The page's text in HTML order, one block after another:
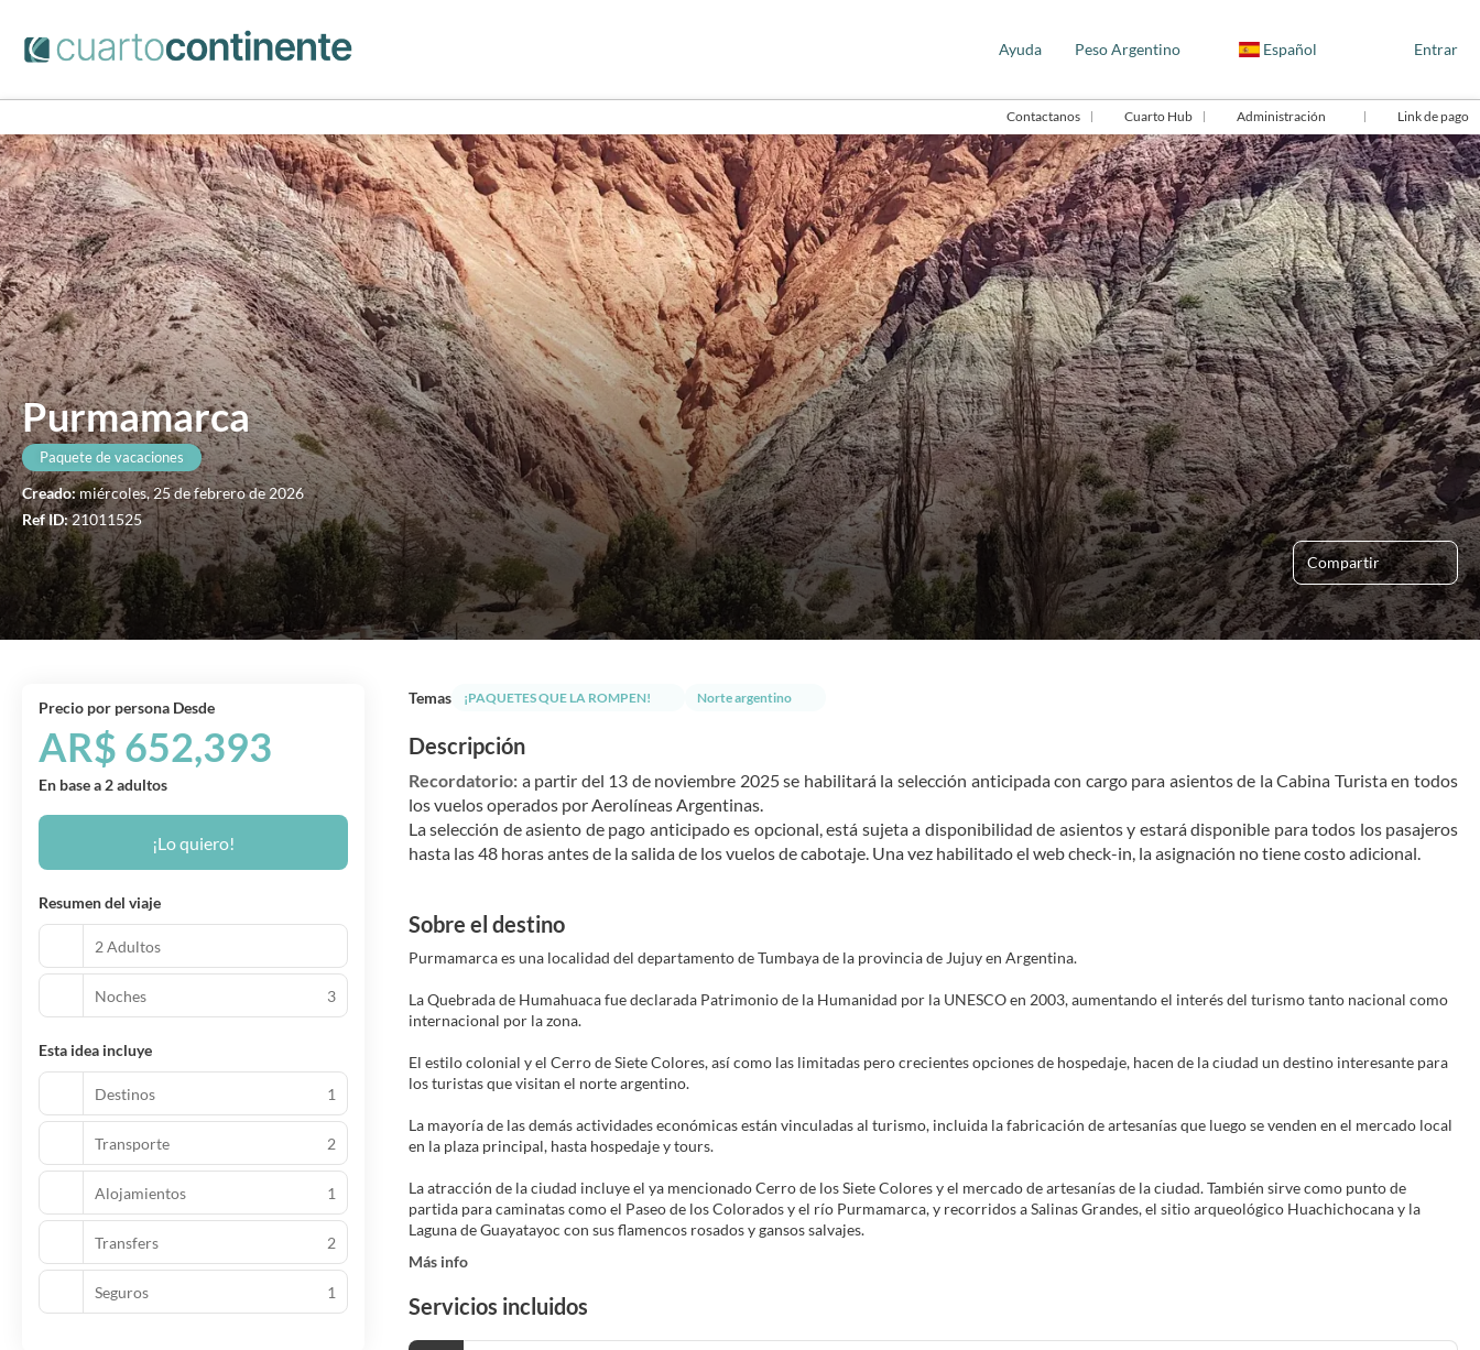
Ayuda Peso Argentino Español Entrar
Contactanos Cuarto Hub Administración Link de pago
Purmamarca
Paquete de vacaciones
Creado:miércoles, 25 de febrero de 2026
Ref ID:21011525
Compartir
Temas ¡PAQUETES QUE LA ROMPEN! Norte argentino
Descripción
Recordatorio: a partir del 13 de noviembre 2025 se habilitará la selección anticipada con cargo para asientos de la Cabina Turista en todos
los vuelos operados por Aerolíneas Argentinas.
La selección de asiento de pago anticipado es opcional, está sujeta a disponibilidad de asientos y estará disponible para todos los pasajeros
hasta las 48 horas antes de la salida de los vuelos de cabotaje. Una vez habilitado el web check-in, la asignación no tiene costo adicional.
Sobre el destino
Purmamarca es una localidad del departamento de Tumbaya de la provincia de Jujuy en Argentina.
La Quebrada de Humahuaca fue declarada Patrimonio de la Humanidad por la UNESCO en 2003, aumentando el interés del turismo tanto nacional como
internacional por la zona.
El estilo colonial y el Cerro de Siete Colores, así como las limitadas pero crecientes opciones de hospedaje, hacen de la ciudad un destino interesante para
los turistas que visitan el norte argentino.
La mayoría de las demás actividades económicas están vinculadas al turismo, incluida la fabricación de artesanías que luego se venden en el mercado local
en la plaza principal, hasta hospedaje y tours.
La atracción de la ciudad incluye el ya mencionado Cerro de los Siete Colores y el mercado de artesanías de la ciudad. También sirve como punto de
partida para caminatas como el Paseo de los Colorados y el río Purmamarca, y recorridos a Salinas Grandes, el sitio arqueológico Huachichocana y la
Laguna de Guayatayoc con sus flamencos rosados ​​y gansos salvajes.
Más info
Servicios incluidos
precio por persona Desde
AR$ 652,393
En base a 2 adultos
¡Lo quiero!
Resumen del viaje
2 Adultos
Noches 3
Esta idea incluye
Destinos 1
Transporte 2
Alojamientos 1
Transfers 2
Seguros 1